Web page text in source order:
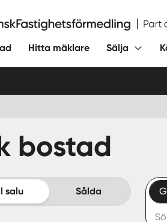
Hitta mäklare Sälja
bostad
salu Sålda